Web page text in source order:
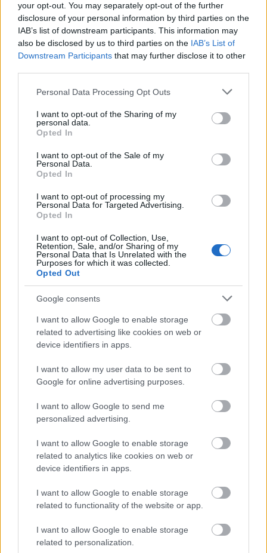
your opt-out. You may separately opt-out of the further
disclosure of your personal information by third parties on the
IAB’s list of downstream participants. This information may
also be disclosed by us to third parties on the IAB’s List of
Downstream Participants that may further disclose it to other
Please note that this website/app uses one or more Google
not limited to your visit or usage behaviour. You may click to
grant or deny consent to Google and its third-party tags to
use your data for below specified purposes in below Google
consent section.
Personal Data Processing Opt Outs
I want to opt-out of the Sharing of my
personal data.
Opted In
I want to opt-out of the Sale of my
Personal Data.
Opted In
I want to opt-out of processing my
Personal Data for Targeted Advertising.
Opted In
I want to opt-out of Collection, Use,
Retention, Sale, and/or Sharing of my
Personal Data that Is Unrelated with the
Purposes for which it was collected.
Opted Out
Google consents
I want to allow Google to enable storage
related to advertising like cookies on web or
device identifiers in apps.
I want to allow my user data to be sent to
Google for online advertising purposes.
I want to allow Google to send me
personalized advertising.
I want to allow Google to enable storage
related to analytics like cookies on web or
device identifiers in apps.
I want to allow Google to enable storage
related to functionality of the website or app.
I want to allow Google to enable storage
related to personalization.
További Computerworld Exchange
hírek
LEGFRISSEBB PCW
CÉGINFÓ HÍREK
Időzavaroktól védi a villamos alállomásokat ez a
Siemens - Lendületben a 2030-as célok felé